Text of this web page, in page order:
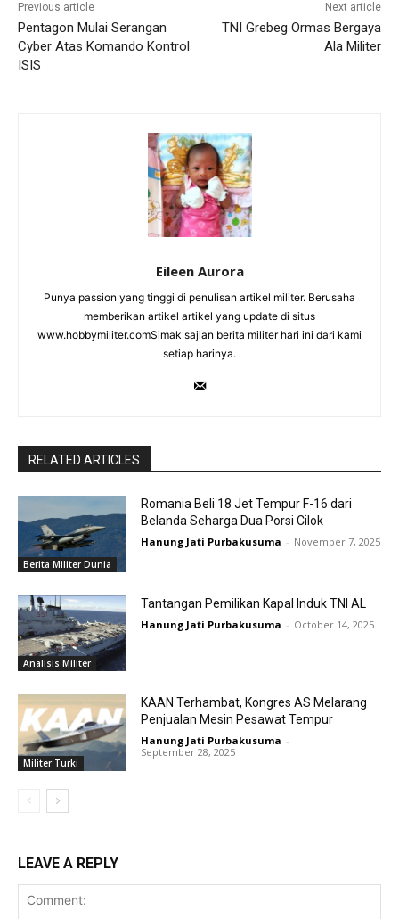
Previous article
Pentagon Mulai Serangan
Cyber Atas Komando Kontrol
ISIS
Next article
TNI Grebeg Ormas Bergaya
Ala Militer
Eileen Aurora
Punya passion yang tinggi di penulisan artikel militer. Berusaha
memberikan artikel artikel yang update di situs
www.hobbymiliter.comSimak sajian berita militer hari ini dari kami
setiap harinya.
RELATED ARTICLES
Berita Militer Dunia
Romania Beli 18 Jet Tempur F-16 dari
Belanda Seharga Dua Porsi Cilok
Hanung Jati Purbakusuma - November 7, 2025
Analisis Militer
Tantangan Pemilikan Kapal Induk TNI AL
Hanung Jati Purbakusuma - October 14, 2025
Militer Turki
KAAN Terhambat, Kongres AS Melarang
Penjualan Mesin Pesawat Tempur
Hanung Jati Purbakusuma -
September 28, 2025
LEAVE A REPLY